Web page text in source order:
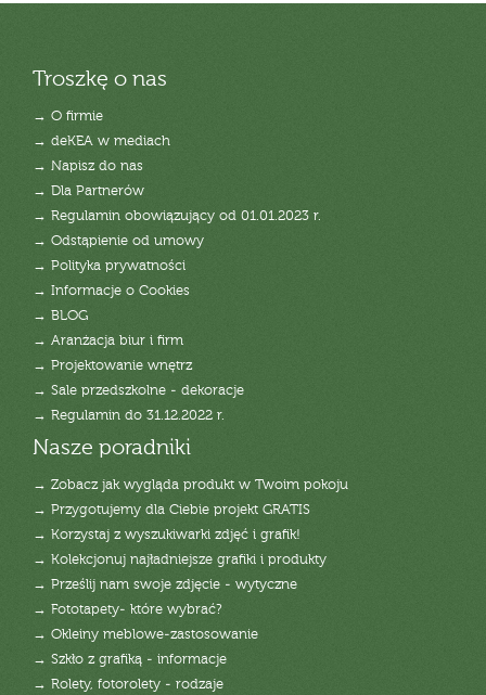
Troszkę o nas
→ O firmie
→ deKEA w mediach
→ Napisz do nas
→ Dla Partnerów
→ Regulamin obowiązujący od 01.01.2023 r.
→ Odstąpienie od umowy
→ Polityka prywatności
→ Informacje o Cookies
→ BLOG
→ Aranżacja biur i firm
→ Projektowanie wnętrz
→ Sale przedszkolne - dekoracje
→ Regulamin do 31.12.2022 r.
Nasze poradniki
→ Zobacz jak wygląda produkt w Twoim pokoju
→ Przygotujemy dla Ciebie projekt GRATIS
→ Korzystaj z wyszukiwarki zdjęć i grafik!
→ Kolekcjonuj najładniejsze grafiki i produkty
→ Prześlij nam swoje zdjęcie - wytyczne
→ Fototapety- które wybrać?
→ Okleiny meblowe-zastosowanie
→ Szkło z grafiką - informacje
→ Rolety, fotorolety - rodzaje